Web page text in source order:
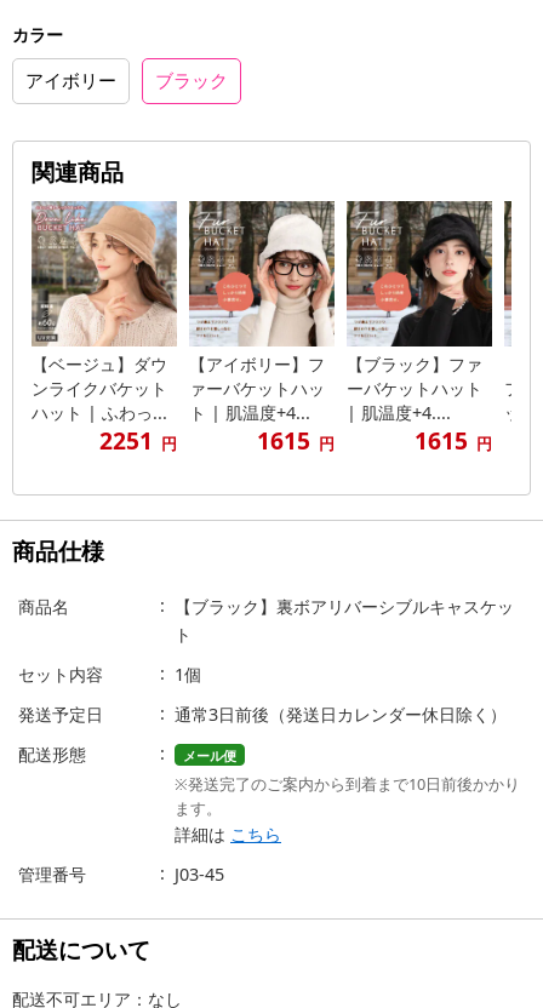
カラー
アイボリー ブラック
関連商品
【ベージュ】ダウ
ンライクバケット
ハット | ふわっ...
2251 円
【アイボリー】フ
ァーバケットハッ
ト | 肌温度+4...
1615 円
【ブラック】ファ
ーバケットハット
| 肌温度+4....
1615 円
フ
ッ
商品仕様
商品名
【ブラック】裏ボアリバーシブルキャスケッ
ト
セット内容
1個
発送予定日
通常3日前後（発送日カレンダー休日除く）
配送形態
メール便
※発送完了のご案内から到着まで10日前後かかり
ます。
詳細は こちら
管理番号
J03-45
配送について
配送不可エリア：なし